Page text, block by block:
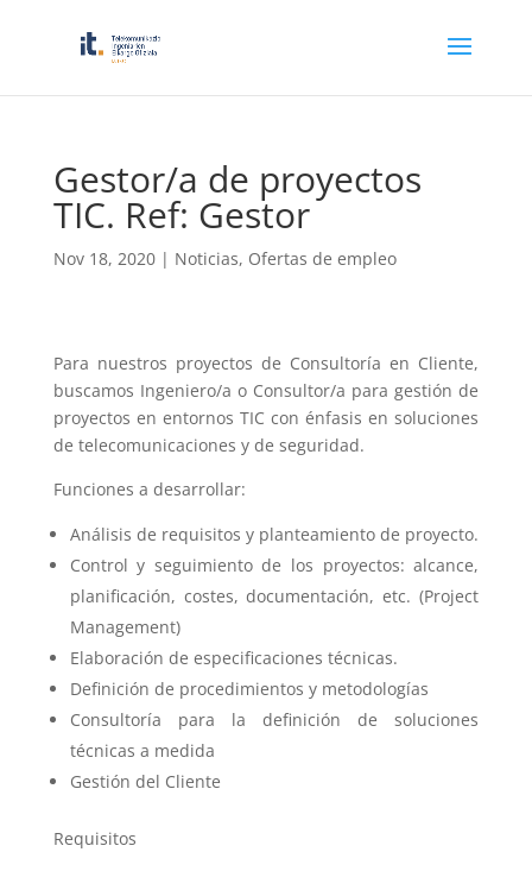
Gestor/a de proyectos
TIC. Ref: Gestor
Nov 18, 2020| Noticias, Ofertas de empleo
Para nuestros proyectos de Consultoría en Cliente,
buscamos Ingeniero/a o Consultor/a para gestión de
proyectos en entornos TIC con énfasis en soluciones
de telecomunicaciones y de seguridad.
Funciones a desarrollar:
Análisis de requisitos y planteamiento de proyecto.
Control y seguimiento de los proyectos: alcance,
planificación, costes, documentación, etc. (Project
Management)
Elaboración de especificaciones técnicas.
Definición de procedimientos y metodologías
Consultoría para la definición de soluciones
técnicas a medida
Gestión del Cliente
Requisitos